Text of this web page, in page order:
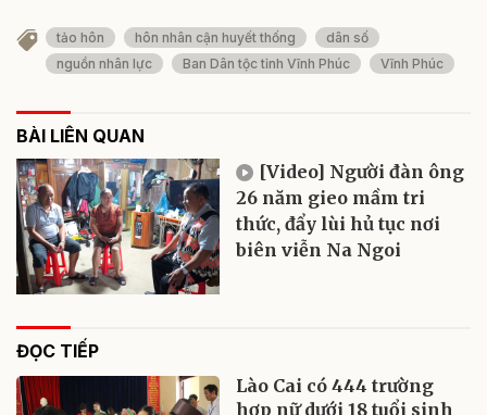
tảo hôn hôn nhân cận huyết thống
dân số
nguồn nhân lực
Ban Dân tộc tỉnh Vĩnh Phúc Vĩnh Phúc
BÀI LIÊN QUAN
[Video] Người đàn ông
26 năm gieo mầm tri
thức, đẩy lùi hủ tục nơi
biên viễn Na Ngoi
ĐỌC TIẾP
Lào Cai có 444 trường
hợp nữ dưới 18 tuổi sinh